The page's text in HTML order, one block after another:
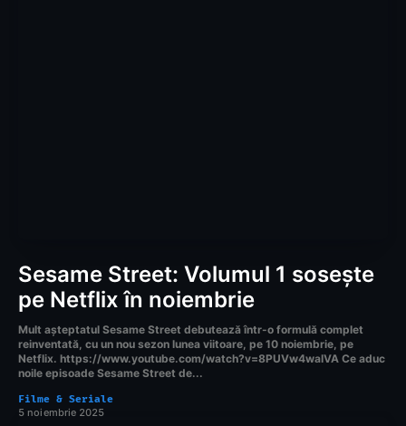
Sesame Street: Volumul 1 sosește
pe Netflix în noiembrie
Mult așteptatul Sesame Street debutează într-o formulă complet
reinventată, cu un nou sezon lunea viitoare, pe 10 noiembrie, pe
Netflix. https://www.youtube.com/watch?v=8PUVw4waIVA Ce aduc
noile episoade Sesame Street de...
Filme & Seriale
5 noiembrie 2025